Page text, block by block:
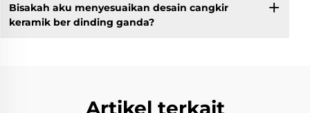
Bisakah aku menyesuaikan desain cangkir
keramik ber dinding ganda?
Artikel terkait